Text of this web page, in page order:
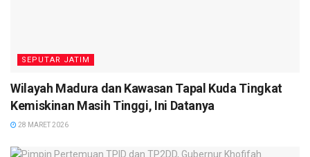
SEPUTAR JATIM
Wilayah Madura dan Kawasan Tapal Kuda Tingkat
Kemiskinan Masih Tinggi, Ini Datanya
28 MARET 2026